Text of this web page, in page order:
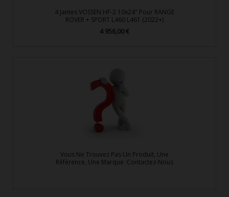
4 Jantes VOSSEN HF-2 10x24" Pour RANGE
ROVER + SPORT L460 L461 (2022+)
Prix
4 956,00 €
Vous Ne Trouvez Pas Un Produit, Une
Référence, Une Marque :Contactez-Nous